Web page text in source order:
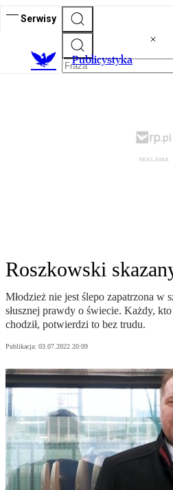
Serwisy
Publicystyka
Roszkowski
Młodzież nie jest ślepo zapatrzona w
słusznej prawdy o świecie. Każdy,
chodził, potwierdzi to bez trudu.
Publikacja: 03.07.2022 20:09